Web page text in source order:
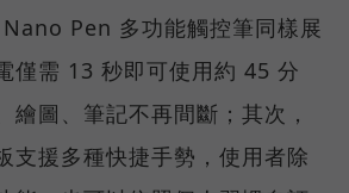
Pen 多功能觸控筆同樣展
僅需 13 秒即可使用約 45 分
繪圖、筆記不再間斷；其次，
支援多種快捷手勢，使用者除